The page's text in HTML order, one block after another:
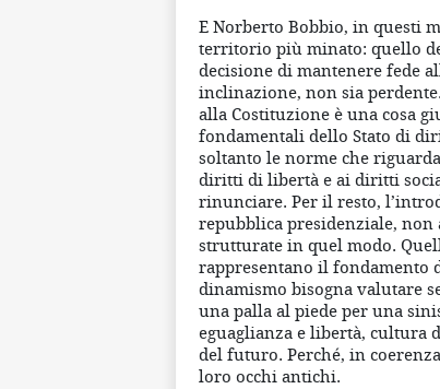
E Norberto Bobbio, in questi
territorio più minato: quello
decisione di mantenere fede
inclinazione, non sia
alla Costituzione è una cosa
fondamentali dello Stato di
soltanto le norme che
diritti di libertà e ai diritti
rinunciare. Per il resto,
repubblica presidenziale, non
strutturate in quel modo.
rappresentano il fondamento
dinamismo bisogna valutare
una palla al piede per una
eguaglianza e libertà, cultura
del futuro. Perché, in
loro occhi antichi.